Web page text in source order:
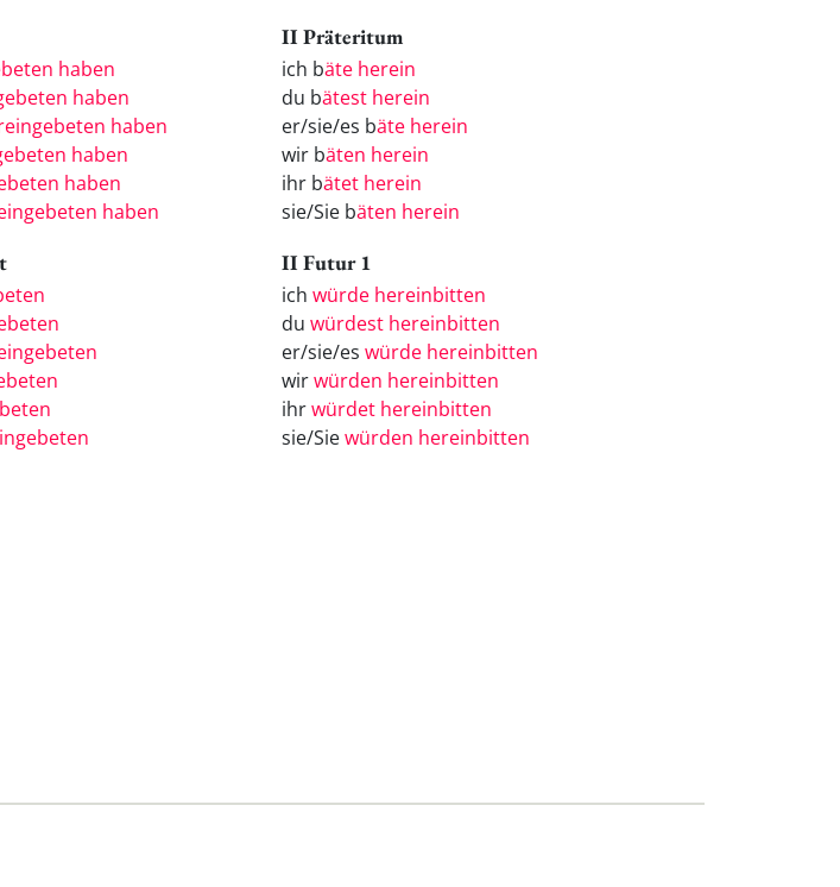
haben
haben
haben
haben
haben
haben
II Präteritum
ich bäte herein
du bätest herein
er/sie/es bäte herein
wir bäten herein
ihr bätet herein
sie/Sie bäten herein
II Futur 1
ich würde hereinbitten
du würdest hereinbitten
er/sie/es würde hereinbitten
wirwürden hereinbitten
ihrwürdet hereinbitten
sie/Siewürden hereinbitten